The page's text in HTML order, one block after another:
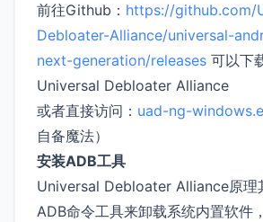
前往Github： https://github.com/
Debloater-Alliance/universal-
next-generation/releases 可以下
Universal Debloater Alliance
或者直接访问： uad-ng-
自备魔法）
安装ADB工具
Universal Debloater Alliance原理
ADB命令工具来卸载系统内置软件